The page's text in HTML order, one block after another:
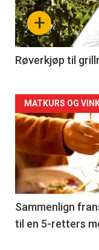
nå
-
4
+
Røverkjøp til
Forsiden
akkurat
nå
-
5
MATKURS OG
Sammenlign
til en 5-retters